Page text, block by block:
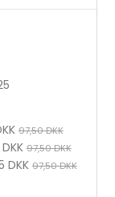
pr.
97,50 DKK
97,50 DKK
DKK 97,50 DKK